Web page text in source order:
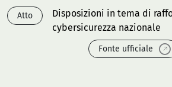
Atto
Disposizioni in tema di
cybersicurezza nazionale
Fonte ufficiale